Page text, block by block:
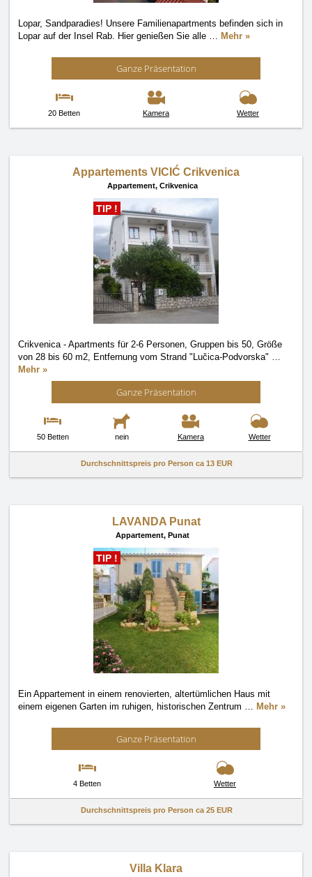
Lopar, Sandparadies! Unsere Familienapartments befinden sich in
Lopar auf der Insel Rab. Hier genießen Sie alle … Mehr »
Ganze Präsentation
20 Betten Kamera Wetter
Appartements VICIĆ Crikvenica
Appartement, Crikvenica
TIP !
Crikvenica - Apartments für 2-6 Personen, Gruppen bis 50, Größe
von 28 bis 60 m2, Entfernung vom Strand "Lučica-Podvorska" …
Mehr »
Ganze Präsentation
50 Betten nein Kamera Wetter
Durchschnittspreis pro Person ca 13 EUR
LAVANDA Punat
Appartement, Punat
TIP !
Ein Appartement in einem renovierten, altertümlichen Haus mit
einem eigenen Garten im ruhigen, historischen Zentrum … Mehr »
Ganze Präsentation
4 Betten Wetter
Durchschnittspreis pro Person ca 25 EUR
Villa Klara